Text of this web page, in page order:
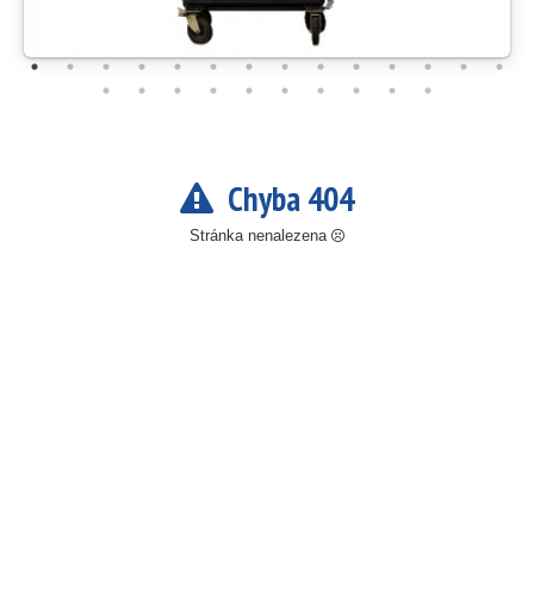
Chyba 404
Stránka nenalezena